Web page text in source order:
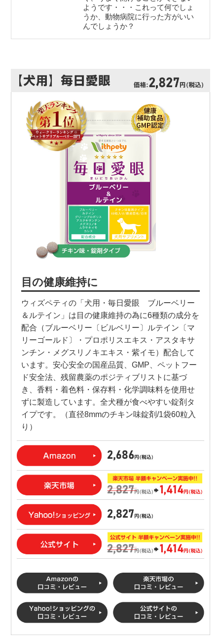
ようです・・・これって何でしょ
うか、動物病院に行った方がいい
んでしょうか？
目の健康維持に
ウィズペティの「犬用・毎日愛眼 ブルーベリー
＆ルテイン」は目の健康維持の為に6種類の成分を
配合（ブルーベリー〔ビルベリー〕ルテイン〔マ
リーゴールド〕・プロポリスエキス・アスタキサ
ンチン・メグスリノキエキス・紫イモ）配合して
います。安心安全の国産品質、GMP、ペットフー
ド安全法、残留農薬のポジティブリストに基づ
き、香料・着色料・保存料・化学調味料を使用せ
ずに製造しています。全犬種が食べやすい錠剤タ
イプです。（直径8mmのチキン味錠剤/1袋60粒入
り）